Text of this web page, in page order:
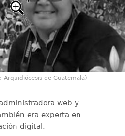
de Guatemala)
web y
era experta en
digital.